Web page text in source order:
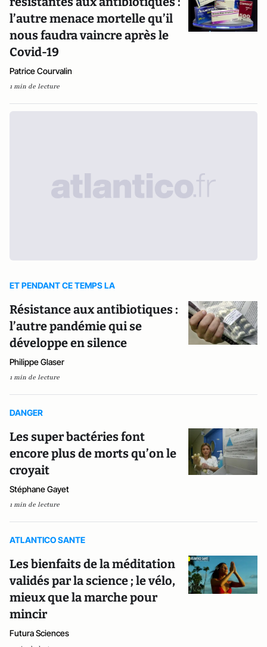
l’autre menace mortelle qu’il
nous faudra vaincre après le
Covid-19
Patrice Courvalin
1 min de lecture
ET PENDANT CE TEMPS LA
Résistance aux antibiotiques :
l’autre pandémie qui se
développe en silence
Philippe Glaser
1 min de lecture
DANGER
Les super bactéries font
encore plus de morts qu’on le
croyait
Stéphane Gayet
1 min de lecture
ATLANTICO SANTE
Les bienfaits de la méditation
validés par la science ; le vélo,
mieux que la marche pour
mincir
Futura Sciences